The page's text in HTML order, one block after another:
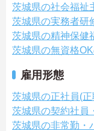
茨城県の社会福祉
茨城県の実務者研
茨城県の精神保健
茨城県の無資格OK
雇用形態
茨城県の正社員(
茨城県の契約社員
茨城県の非常勤・